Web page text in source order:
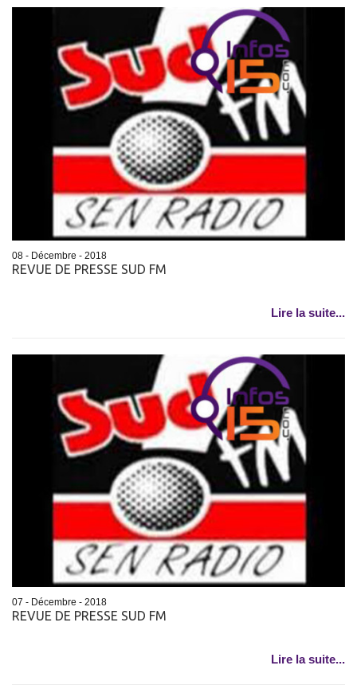
08 - Décembre - 2018
REVUE DE PRESSE SUD FM
Lire la suite...
07 - Décembre - 2018
REVUE DE PRESSE SUD FM
Lire la suite...